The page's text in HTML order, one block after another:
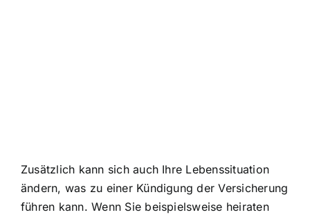
Zusätzlich kann sich auch Ihre Lebenssituation
ändern, was zu einer Kündigung der Versicherung
führen kann. Wenn Sie beispielsweise heiraten